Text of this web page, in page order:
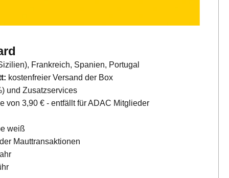
Frankreich, Spanien, Portugal
kostenfreier Versand der Box
und Zusatzservices
von 3,90 € - entfällt für ADAC Mitglieder
weiß
Mauttransaktionen